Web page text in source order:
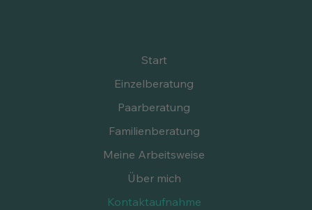
Start
Einzelberatung
Paarberatung
Familienberatung
Meine Arbeitsweise
Über mich
Kontaktaufnahme